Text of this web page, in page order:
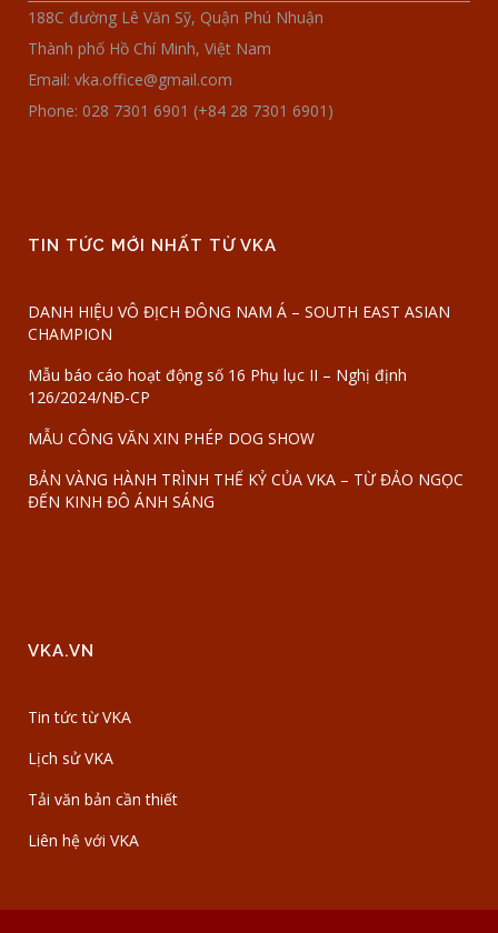
188C đường Lê Văn Sỹ, Quận Phú Nhuận
Thành phố Hồ Chí Minh, Việt Nam
Email: vka.office@gmail.com
Phone: 028 7301 6901 (+84 28 7301 6901)
TIN TỨC MỚI NHẤT TỪ VKA
DANH HIỆU VÔ ĐỊCH ĐÔNG NAM Á – SOUTH EAST ASIAN
CHAMPION
Mẫu báo cáo hoạt động số 16 Phụ lục II – Nghị định
126/2024/NĐ-CP
MẪU CÔNG VĂN XIN PHÉP DOG SHOW
BẢN VÀNG HÀNH TRÌNH THẾ KỶ CỦA VKA – TỪ ĐẢO NGỌC
ĐẾN KINH ĐÔ ÁNH SÁNG
VKA.VN
Tin tức từ VKA
Lịch sử VKA
Tải văn bản cần thiết
Liên hệ với VKA